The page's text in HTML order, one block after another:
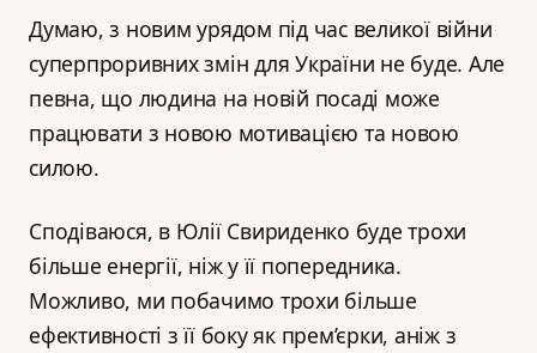
Думаю, з новим урядом під час великої війни
суперпроривних змін для України не буде. Але
певна, що людина на новій посаді може
працювати з новою мотивацією та новою
силою.
Сподіваюся, в Юлії Свириденко буде трохи
більше енергії, ніж у її попередника.
Можливо, ми побачимо трохи більше
ефективності з її боку як прем’єрки, аніж з